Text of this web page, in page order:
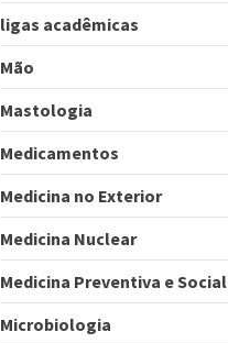
ligas acadêmicas
Mão
Mastologia
Medicamentos
Medicina no Exterior
Medicina Nuclear
Medicina Preventiva e Social
Microbiologia